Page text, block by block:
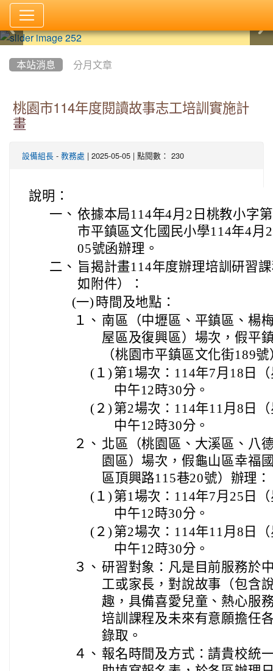
本站消息 分月文章
桃園市114年度閱讀故事志工培訓實施計
畫
設備組長 - 教務處 | 2025-05-05 | 點閱數： 230
說明：
一、 依據本局114年4月2日桃教小字
市平鎮區文化國民小學114年4月
05號函辦理。
二、 旨揭計畫114年度辦理培訓研習
如附件）：
(一) 時間及地點：
１、 南區（中壢區、平鎮區、楊
屋區及復興區）場次，假平
（桃園市平鎮區文化街189
(１) 第1場次：114年7月18日
中午12時30分。
(２) 第2場次：114年11月8日
中午12時30分。
２、 北區（桃園區、大溪區、八
園區）場次，假龜山區幸福
區頂興路115巷20號）辦理：
(１) 第1場次：114年7月25日
中午12時30分。
(２) 第2場次：114年11月8日
中午12時30分。
３、 研習對象：凡是目前服務於
工或家長，對說故事（包含
趣，具備喜愛兒童、熱心服
培訓課程及未來有意願擔任
錄取。
４、 報名時間及方式：請貴校統